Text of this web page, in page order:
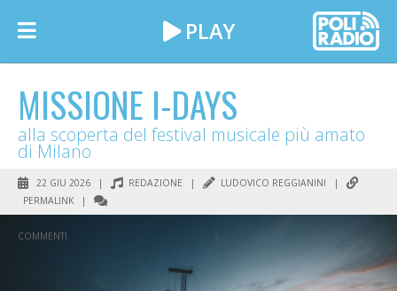
MISSIONE I-DAYS
alla scoperta del festival musicale più amato
di Milano
22 GIU 2026 | REDAZIONE | LUDOVICO REGGIANINI
|
PERMALINK
|
COMMENTI